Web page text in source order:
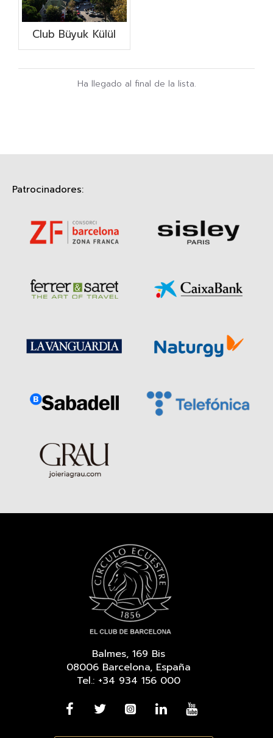
Club Büyuk Külül
Ha llegado al final de la lista.
Patrocinadores:
Balmes, 169 Bis
08006 Barcelona, España
Tel.: +34 934 156 000